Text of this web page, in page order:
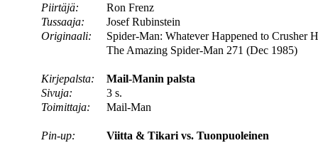
Piirtäjä:
Ron Frenz
Tussaaja:
Josef Rubinstein
Originaali:
Spider-Man: Whatever Happened to Crusher
The Amazing Spider-Man 271 (Dec 1985)
Kirjepalsta:
Mail-Manin palsta
Sivuja:
3 s.
Toimittaja:
Mail-Man
Pin-up:
Viitta & Tikari vs. Tuonpuoleinen